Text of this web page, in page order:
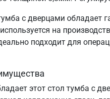
с дверцами обладает
на
подходит для
этот стол тумба с